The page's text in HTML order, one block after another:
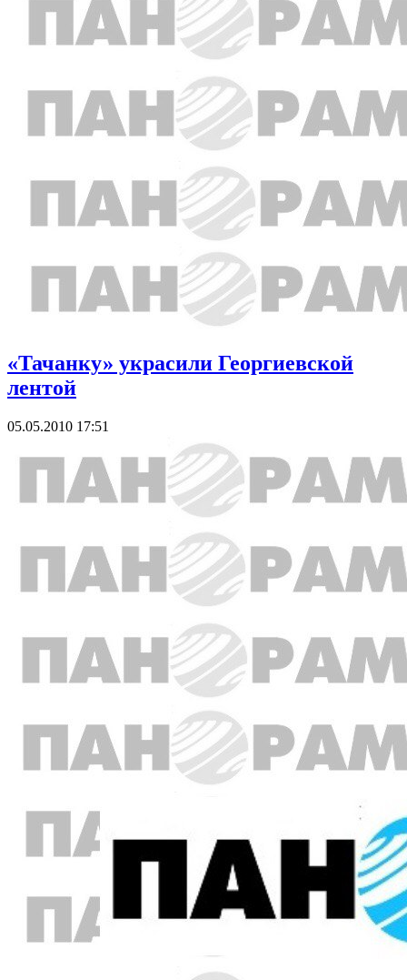
«Тачанку» украсили Георгиевской
лентой
05.05.2010 17:51